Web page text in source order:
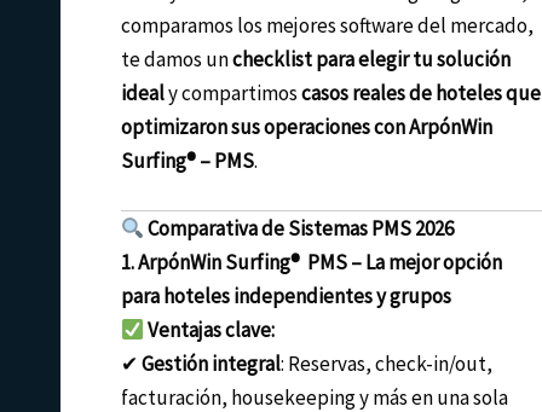
comparamos los mejores software del mercado,
te damos unchecklist para elegir tu solución
idealy compartimoscasos reales de hoteles que
optimizaron sus operaciones con ArpónWin
Surfing® – PMS.
Comparativa de Sistemas PMS 2026
1. ArpónWin Surfing® PMS – La mejor opción
para hoteles independientes y grupos
Ventajas clave:
✔Gestión integral: Reservas, check-in/out,
facturación, housekeeping y más en una sola